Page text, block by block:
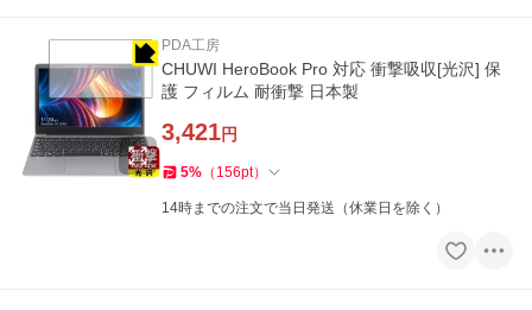
PDA工房
CHUWI HeroBook Pro 対応 衝撃吸収[光沢] 保
護 フィルム 耐衝撃 日本製
3,421円
5% （ 156pt）
14時までの注文で当日発送（休業日を除く）